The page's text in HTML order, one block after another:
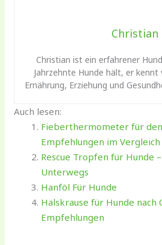
Christian
Christian ist ein erfahrener
Jahrzehnte Hunde hält, er kennt
Ernährung, Erziehung und
Auch lesen:
Fieberthermometer für
Empfehlungen im Vergleich
Rescue Tropfen für Hunde
Unterwegs
Hanföl Für Hunde
Halskrause für Hunde nach
Empfehlungen